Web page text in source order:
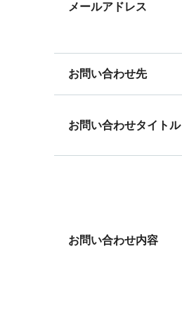
メールアドレス
お問い合わせ先
お問い合わせタイトル
お問い合わせ内容